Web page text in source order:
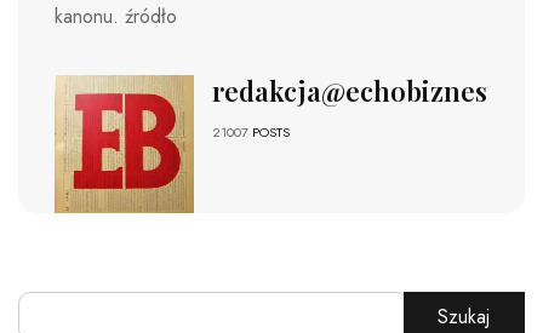
kanonu. źródło
redakcja@echobiznesu.pl
21007 POSTS
Szukaj